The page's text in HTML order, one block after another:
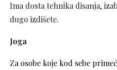
Ima dosta tehnika disanja,
dugo izdišete.
Joga
Za osobe koje kod sebe